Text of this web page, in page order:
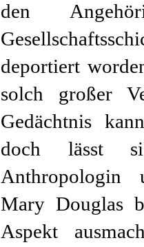
den
deportiert
solch großer
Gedächtnis
doch lässt
Anthropologin
Mary Douglas
Aspekt